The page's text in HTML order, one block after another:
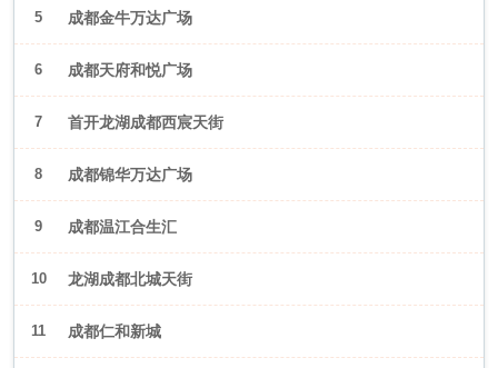
5 成都金牛万达广场
6 成都天府和悦广场
7 首开龙湖成都西宸天街
8 成都锦华万达广场
9 成都温江合生汇
10 龙湖成都北城天街
11 成都仁和新城